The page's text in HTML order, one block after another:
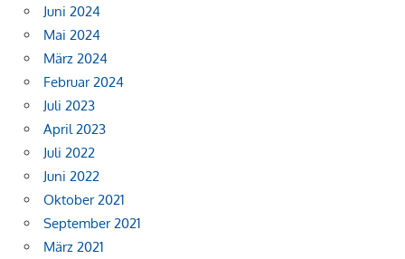
Juni 2024
Mai 2024
März 2024
Februar 2024
Juli 2023
April 2023
Juli 2022
Juni 2022
Oktober 2021
September 2021
März 2021